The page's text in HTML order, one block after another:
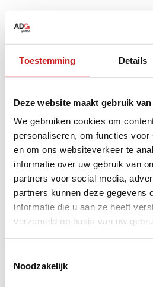
Toestemming Details
Deze website maakt gebruik
We gebruiken cookies om
personaliseren, om functies voor
en om ons websiteverkeer te
informatie over uw gebruik van
partners voor social media,
partners kunnen deze gegevens
informatie die u aan ze heeft
verzameld op basis van uw
Noodzakelijk
loadingwww.adggroep.nl